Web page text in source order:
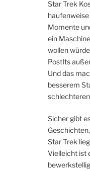
Star Trek
Momente
ein
wollen
PostIts
Und das
besserem
Sicher gibt
Star Trek
Vielleicht ist